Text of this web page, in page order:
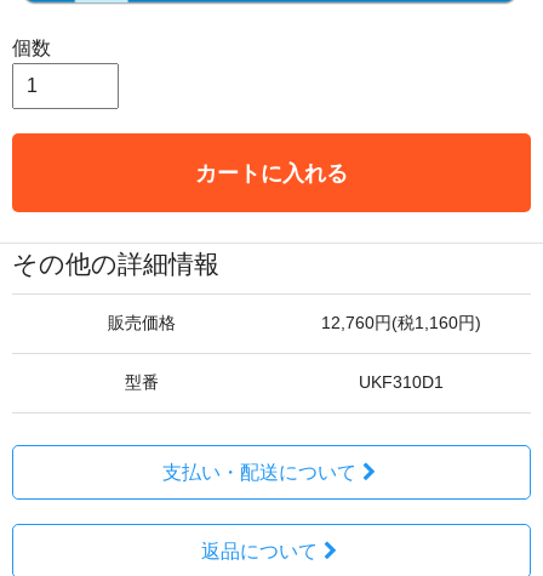
個数
カートに入れる
その他の詳細情報
販売価格 12,760円(税1,160円)
型番 UKF310D1
支払い・配送について
返品について